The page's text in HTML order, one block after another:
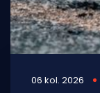
06 kol. 2026